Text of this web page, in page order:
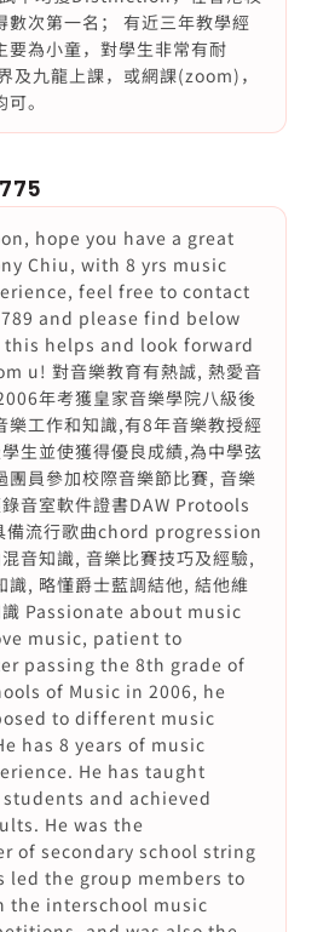
數次第一名； 有近三年教學經
要為小童，對學生非常有耐
及九龍上課，或網課(zoom)，
。
hope you have a great
Chiu, with 8 yrs music
feel free to contact
and please find below
helps and look forward
u! 對音樂教育有熱誠, 熱愛音
年考獲皇家音樂學院八級後
樂工作和知識,有8年音樂教授經
生並使獲得優良成績,為中學弦
團員參加校際音樂節比賽, 音樂
音室軟件證書DAW Protools
流行歌曲chord progression
音知識, 音樂比賽技巧及經驗,
識, 略懂爵士藍調結他, 結他維
識 Passionate about music
music, patient to
passing the 8th grade of
of Music in 2006, he
to different music
has 8 years of music
He has taught
and achieved
He was the
of secondary school string
led the group members to
the interschool music